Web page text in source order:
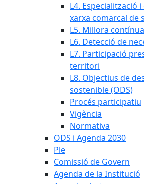
L4. Especialització
xarxa comarcal de
L5. Millora contínua
L6. Detecció de
L7. Participació
territori
L8. Objectius de
sostenible (ODS)
Procés participatiu
Vigència
Normativa
ODS i Agenda 2030
Ple
Comissió de Govern
Agenda de la Institució